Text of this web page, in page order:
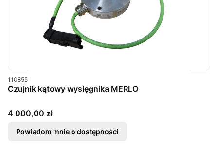
Kod produktu
110855
Czujnik kątowy wysięgnika MERLO
Cena
4 000,00 zł
Powiadom mnie o dostępności